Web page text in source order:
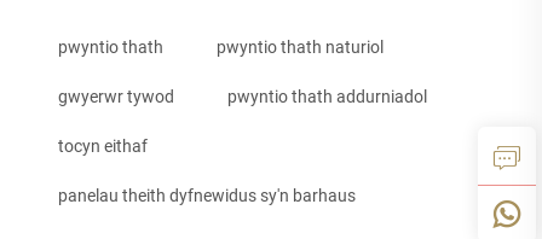
pwyntio thath pwyntio thath naturiol
gwyerwr tywod pwyntio thath addurniadol
tocyn eithaf
panelau theith dyfnewidus sy'n barhaus